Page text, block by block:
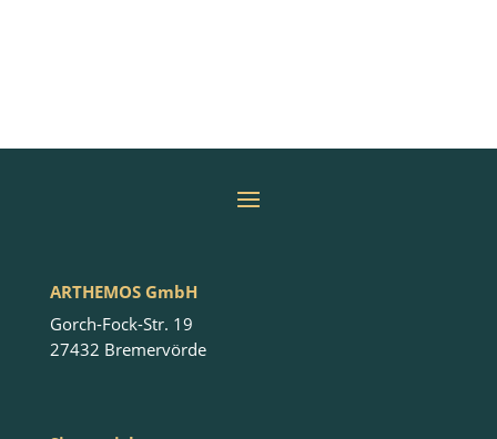
ARTHEMOS GmbH
Gorch-Fock-Str. 19
27432 Bremervörde